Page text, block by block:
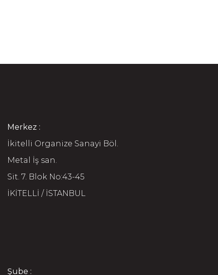
Merkez :
İkitelli Organize Sanayi Böl.
Metal İş san.
Sit. 7. Blok No:43-45
İKİTELLİ / İSTANBUL
Şube :